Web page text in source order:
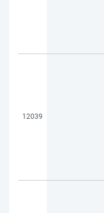
12039